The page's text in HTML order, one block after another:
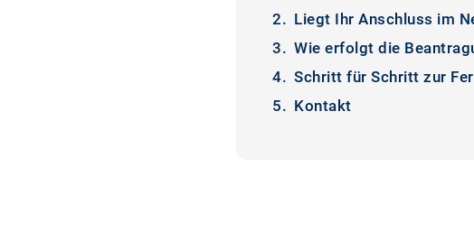
Liegt Ihr Anschluss im
Wie erfolgt die
Schritt für Schritt zur
Kontakt